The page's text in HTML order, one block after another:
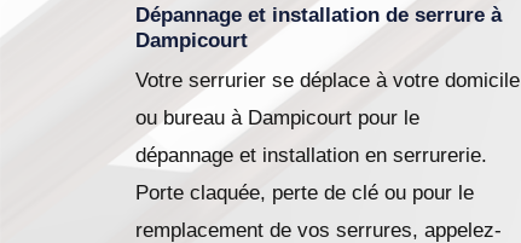
Dépannage et installation de serrure à
Dampicourt
Votre serrurier se déplace à votre domicile
ou bureau à Dampicourt pour le
dépannage et installation en serrurerie.
Porte claquée, perte de clé ou pour le
remplacement de vos serrures, appelez-